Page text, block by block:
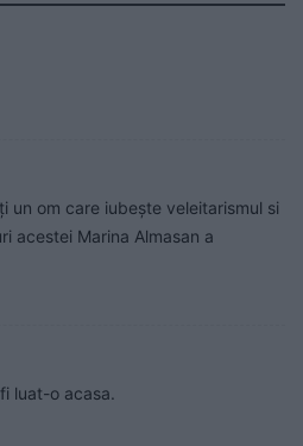
un om care iubeşte veleitarismul si
acestei Marina Almasan a
luat-o acasa.